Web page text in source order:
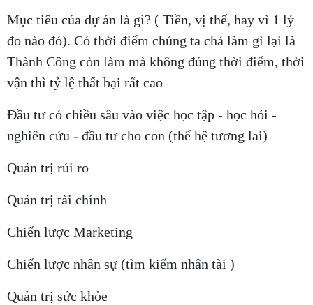
Mục tiêu của dự án là gì? ( Tiền, vị thế, hay vì 1 lý
đo nào đó). Có thời điểm chúng ta chả làm gì lại là
Thành Công còn làm mà không đúng thời điểm, thời
vận thì tỷ lệ thất bại rất cao
Đầu tư có chiều sâu vào việc học tập - học hỏi -
nghiên cứu - đầu tư cho con (thế hệ tương lai)
Quản trị rủi ro
Quản trị tài chính
Chiến lược Marketing
Chiến lược nhân sự (tìm kiếm nhân tài )
Quản trị sức khỏe